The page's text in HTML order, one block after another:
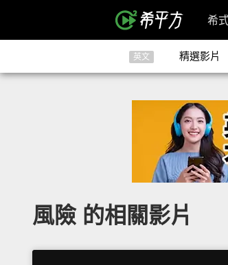
希
英文 精選影片
風險 的相關影片